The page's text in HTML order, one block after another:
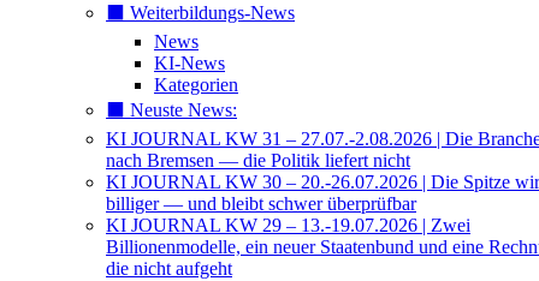
⬛️ Weiterbildungs-News
News
KI-News
Kategorien
⬛️ Neuste News:
KI JOURNAL KW 31 – 27.07.-2.08.2026 | Die
nach Bremsen — die Politik liefert nicht
KI JOURNAL KW 30 – 20.-26.07.2026 | Die Spitze
billiger — und bleibt schwer überprüfbar
KI JOURNAL KW 29 – 13.-19.07.2026 | Zwei
Billionenmodelle, ein neuer Staatenbund und eine
die nicht aufgeht